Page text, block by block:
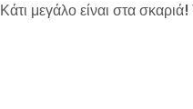
Κάτι μεγάλο είναι στα